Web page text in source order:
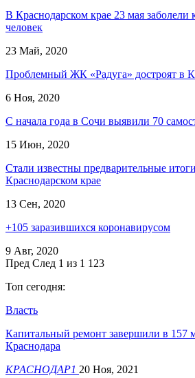
В Краснодарском крае 23 мая заболели
человек
23 Май, 2020
Проблемный ЖК «Радуга» достроят в
6 Ноя, 2020
С начала года в Сочи выявили 70
15 Июн, 2020
Стали известны предварительные
Краснодарском крае
13 Сен, 2020
+105 заразившихся коронавирусом
9 Авг, 2020
Пред След 1 из 1 123
Топ сегодня:
Власть
Капитальный ремонт завершили в 157
Краснодара
КРАСНОДАР1 20 Ноя, 2021